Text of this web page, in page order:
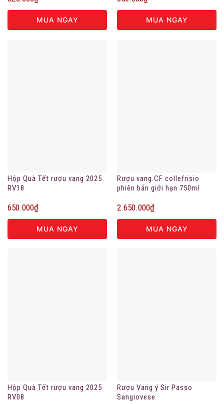
MUA NGAY MUA NGAY
Hộp Quà Tết rượu vang 2025
RV18
650.000₫
MUA NGAY
Rượu vang CF collefrisio
phiên bản giới hạn 750ml
2.650.000₫
MUA NGAY
Hộp Quà Tết rượu vang 2025
RV08
Rượu Vang ý Sir Passo
Sangiovese